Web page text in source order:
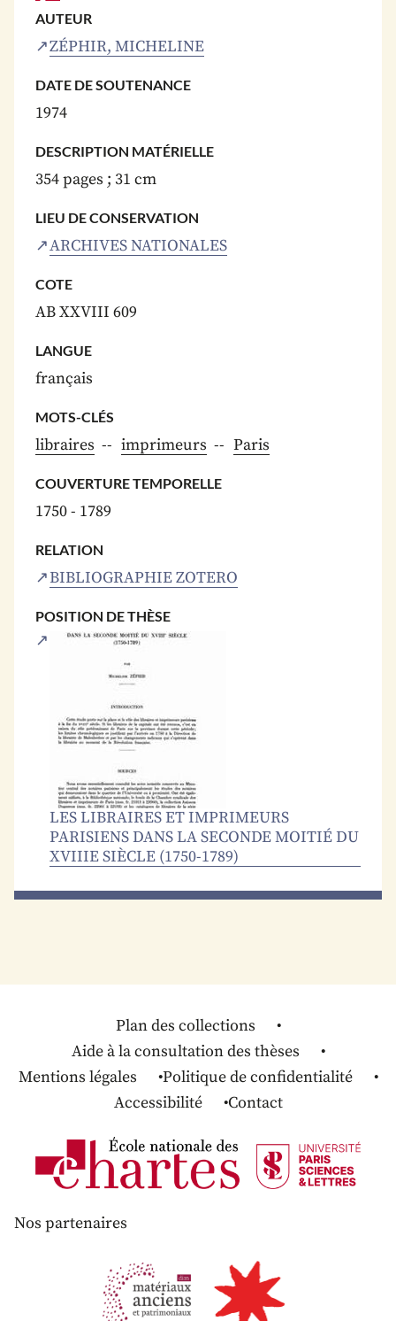
AUTEUR
ZÉPHIR, MICHELINE
DATE DE SOUTENANCE
1974
DESCRIPTION MATÉRIELLE
354 pages ; 31 cm
LIEU DE CONSERVATION
ARCHIVES NATIONALES
COTE
AB XXVIII 609
LANGUE
français
MOTS-CLÉS
libraires imprimeurs Paris
COUVERTURE TEMPORELLE
1750 - 1789
RELATION
BIBLIOGRAPHIE ZOTERO
POSITION DE THÈSE
LES LIBRAIRES ET IMPRIMEURS
PARISIENS DANS LA SECONDE MOITIÉ DU
XVIIIE SIÈCLE (1750-1789)
Plan des collections
Aide à la consultation des thèses
Mentions légales
Politique de confidentialité
Accessibilité
Contact
Nos partenaires